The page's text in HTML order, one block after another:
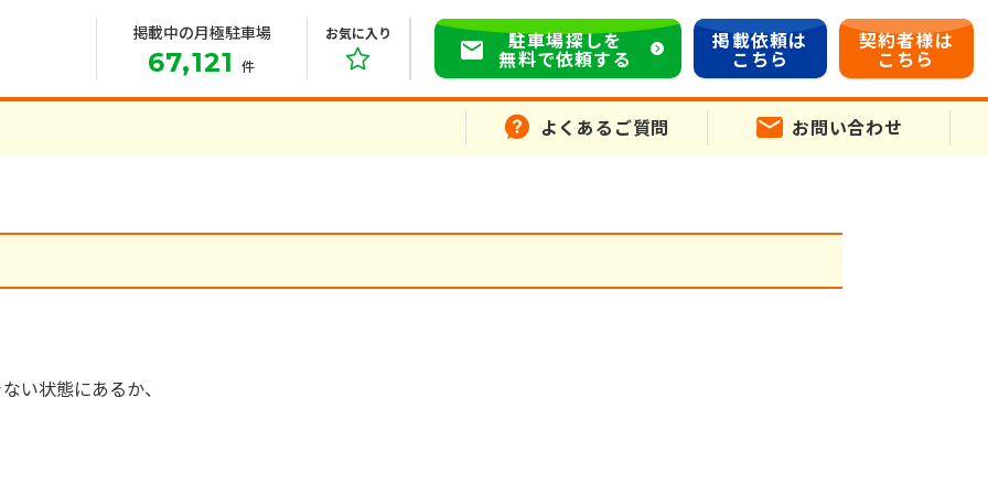
掲載中の月極駐車場
67,121 件
お気に入り 駐車場探しを
無料で依頼する
掲載依頼は
こちら
契約者様は
こちら
よくあるご質問 お問い合わせ
い状態にあるか、